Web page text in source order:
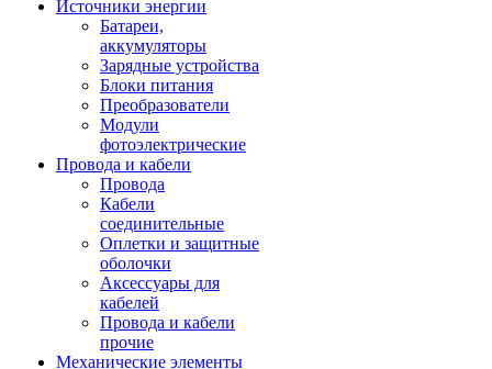
Источники энергии
Батареи,
аккумуляторы
Зарядные устройства
Блоки питания
Преобразователи
Модули
фотоэлектрические
Провода и кабели
Провода
Кабели
соединительные
Оплетки и защитные
оболочки
Аксессуары для
кабелей
Провода и кабели
прочие
Механические элементы